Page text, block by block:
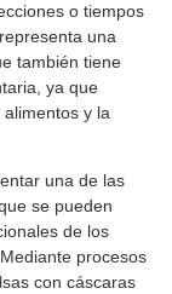
o tiempos
una
también tiene
ya que
y la
una de las
se pueden
de los
procesos
con cáscaras